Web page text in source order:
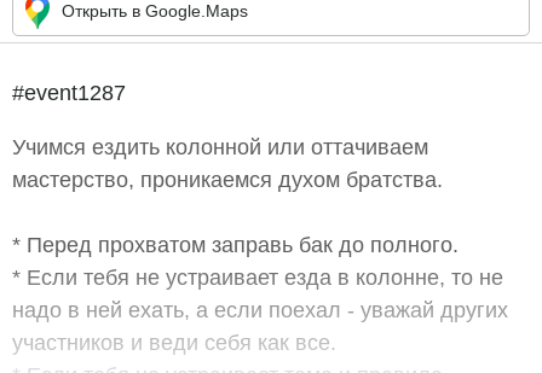
Открыть в Google.Maps
#event1287
Учимся ездить колонной или оттачиваем
мастерство, проникаемся духом братства.
* Перед прохватом заправь бак до полного.
* Если тебя не устраивает езда в колонне, то не
надо в ней ехать, а если поехал - уважай других
участников и веди себя как все.